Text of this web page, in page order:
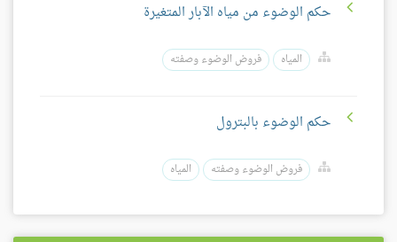
حكم الوضوء من مياه الآبار المتغيرة
المياه فروض الوضوء وصفته
حكم الوضوء بالبترول
فروض الوضوء وصفته المياه